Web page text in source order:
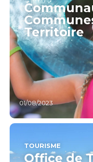
Territoire
01/08/2023
TOURISME
Office de